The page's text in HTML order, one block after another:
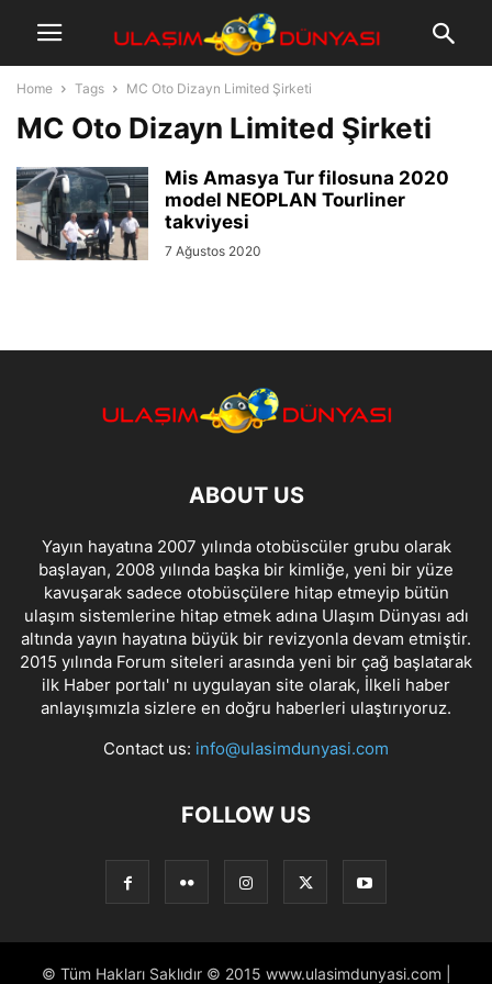
Home Tags MC Oto Dizayn Limited Şirketi
MC Oto Dizayn Limited Şirketi
Mis Amasya Tur filosuna 2020
model NEOPLAN Tourliner
takviyesi
7 Ağustos 2020
ABOUT US
Yayın hayatına 2007 yılında otobüscüler grubu olarak
başlayan, 2008 yılında başka bir kimliğe, yeni bir yüze
kavuşarak sadece otobüsçülere hitap etmeyip bütün
ulaşım sistemlerine hitap etmek adına Ulaşım Dünyası adı
altında yayın hayatına büyük bir revizyonla devam etmiştir.
2015 yılında Forum siteleri arasında yeni bir çağ başlatarak
ilk Haber portalı' nı uygulayan site olarak, İlkeli haber
anlayışımızla sizlere en doğru haberleri ulaştırıyoruz.
Contact us: info@ulasimdunyasi.com
FOLLOW US
© Tüm Hakları Saklıdır © 2015 www.ulasimdunyasi.com |